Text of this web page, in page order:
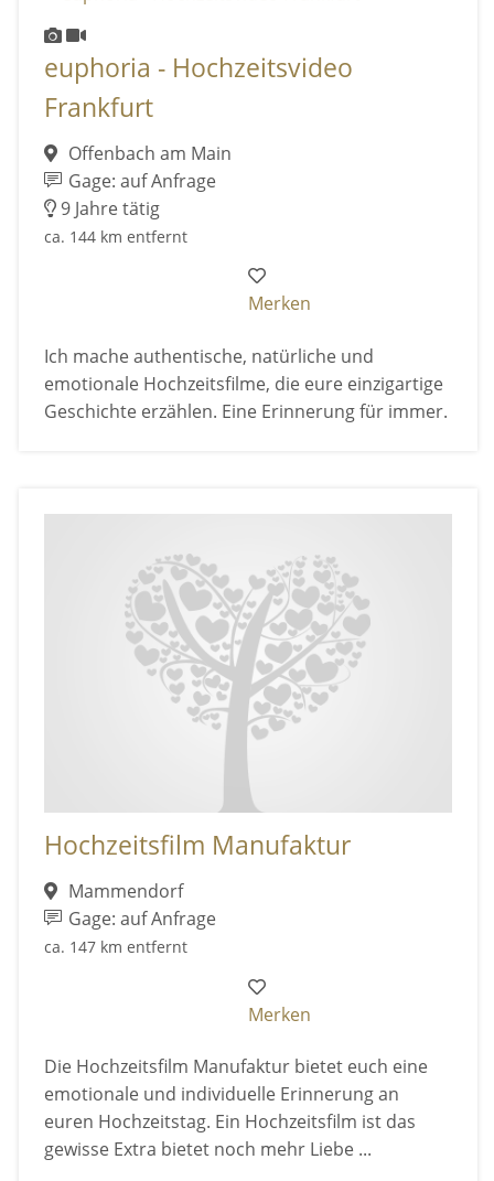
euphoria - Hochzeitsvideo
Frankfurt
Offenbach am Main
Gage: auf Anfrage
9 Jahre tätig
ca. 144 km entfernt
Merken
Ich mache authentische, natürliche und
emotionale Hochzeitsfilme, die eure einzigartige
Geschichte erzählen. Eine Erinnerung für immer.
Hochzeitsfilm Manufaktur
Mammendorf
Gage: auf Anfrage
ca. 147 km entfernt
Merken
Die Hochzeitsfilm Manufaktur bietet euch eine
emotionale und individuelle Erinnerung an
euren Hochzeitstag. Ein Hochzeitsfilm ist das
gewisse Extra bietet noch mehr Liebe ...